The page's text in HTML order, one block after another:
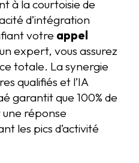
à la courtoisie de
d’intégration
votre appel
expert, vous assurez
totale. La synergie
qualifiés et l’IA
garantit que 100% de
réponse
les pics d’activité